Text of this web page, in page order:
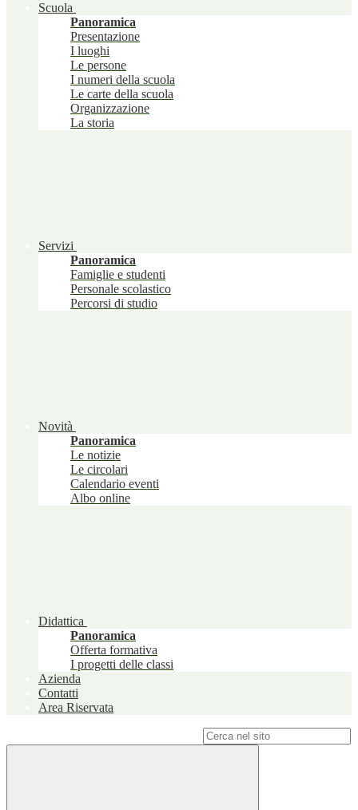
Scuola
Panoramica
Presentazione
I luoghi
Le persone
I numeri della scuola
Le carte della scuola
Organizzazione
La storia
Servizi
Panoramica
Famiglie e studenti
Personale scolastico
Percorsi di studio
Novità
Panoramica
Le notizie
Le circolari
Calendario eventi
Albo online
Didattica
Panoramica
Offerta formativa
I progetti delle classi
Azienda
Contatti
Area Riservata